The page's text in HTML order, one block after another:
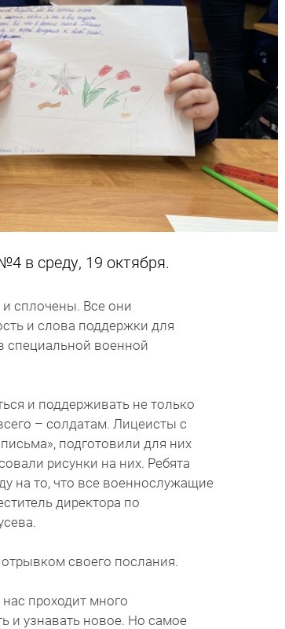
в среду, 19 октября.
сплочены. Все они
и слова поддержки для
специальной военной
и поддерживать не только
– солдатам. Лицеисты с
подготовили для них
рисунки на них. Ребята
на то, что все военнослужащие
директора по
своего послания.
проходит много
и узнавать новое. Но самое